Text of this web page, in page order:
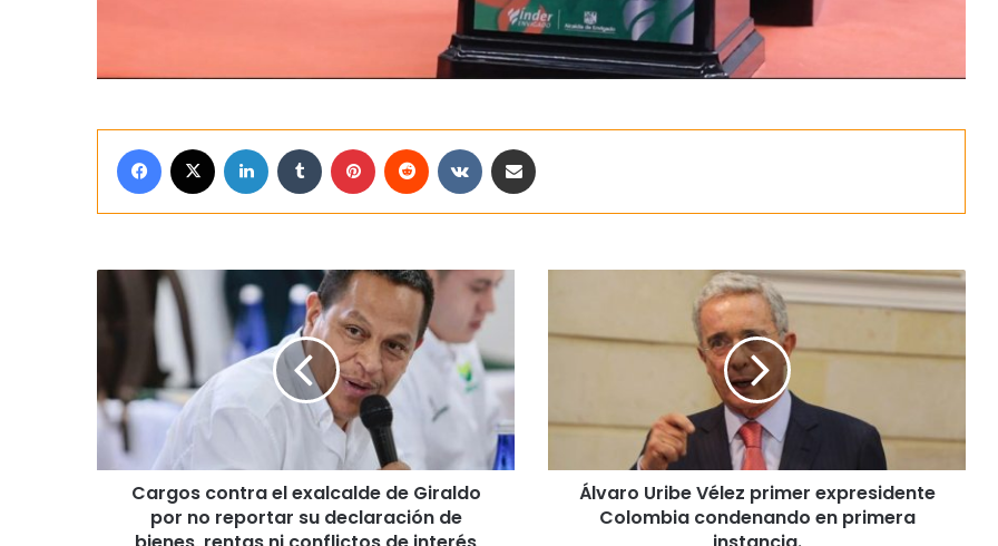
Facebook LinkedIn Tumblr Pinterest Reddit VKontakte
Cargos contra el exalcalde de Giraldo
por no reportar su declaración de
Álvaro Uribe Vélez primer expresidente
Colombia condenando en primera